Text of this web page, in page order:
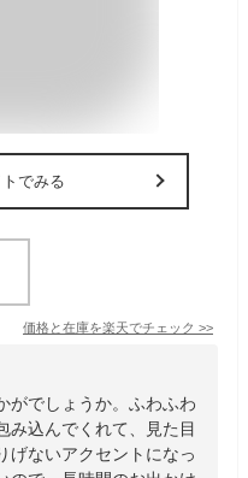
でみる
価格と在庫を楽天でチェック >>
がでしょうか。ふわふわ
み込んでくれて、見た目
げないアクセントになっ